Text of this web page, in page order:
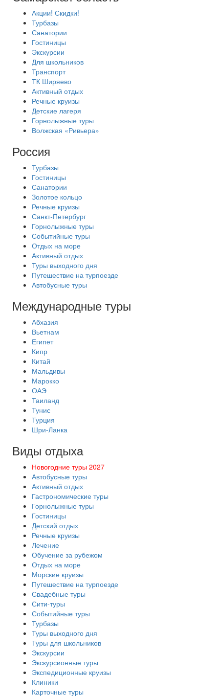
Акции! Скидки!
Турбазы
Санатории
Гостиницы
Экскурсии
Для школьников
Транспорт
ТК Ширяево
Активный отдых
Речные круизы
Детские лагеря
Горнолыжные туры
Волжская «Ривьера»
Россия
Турбазы
Гостиницы
Санатории
Золотое кольцо
Речные круизы
Санкт-Петербург
Горнолыжные туры
Событийные туры
Отдых на море
Активный отдых
Туры выходного дня
Путешествие на турпоезде
Автобусные туры
Международные туры
Абхазия
Вьетнам
Египет
Кипр
Китай
Мальдивы
Марокко
ОАЭ
Таиланд
Тунис
Турция
Шри-Ланка
Виды отдыха
Новогодние туры 2027
Автобусные туры
Активный отдых
Гастрономические туры
Горнолыжные туры
Гостиницы
Детский отдых
Речные круизы
Лечение
Обучение за рубежом
Отдых на море
Морские круизы
Путешествие на турпоезде
Свадебные туры
Сити-туры
Событийные туры
Турбазы
Туры выходного дня
Туры для школьников
Экскурсии
Экскурсионные туры
Экспедиционные круизы
Клиники
Карточные туры